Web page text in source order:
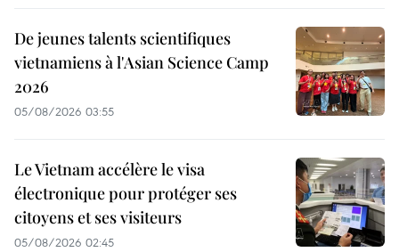
De jeunes talents scientifiques
vietnamiens à l'Asian Science Camp
2026
05/08/2026 03:55
Le Vietnam accélère le visa
électronique pour protéger ses
citoyens et ses visiteurs
05/08/2026 02:45